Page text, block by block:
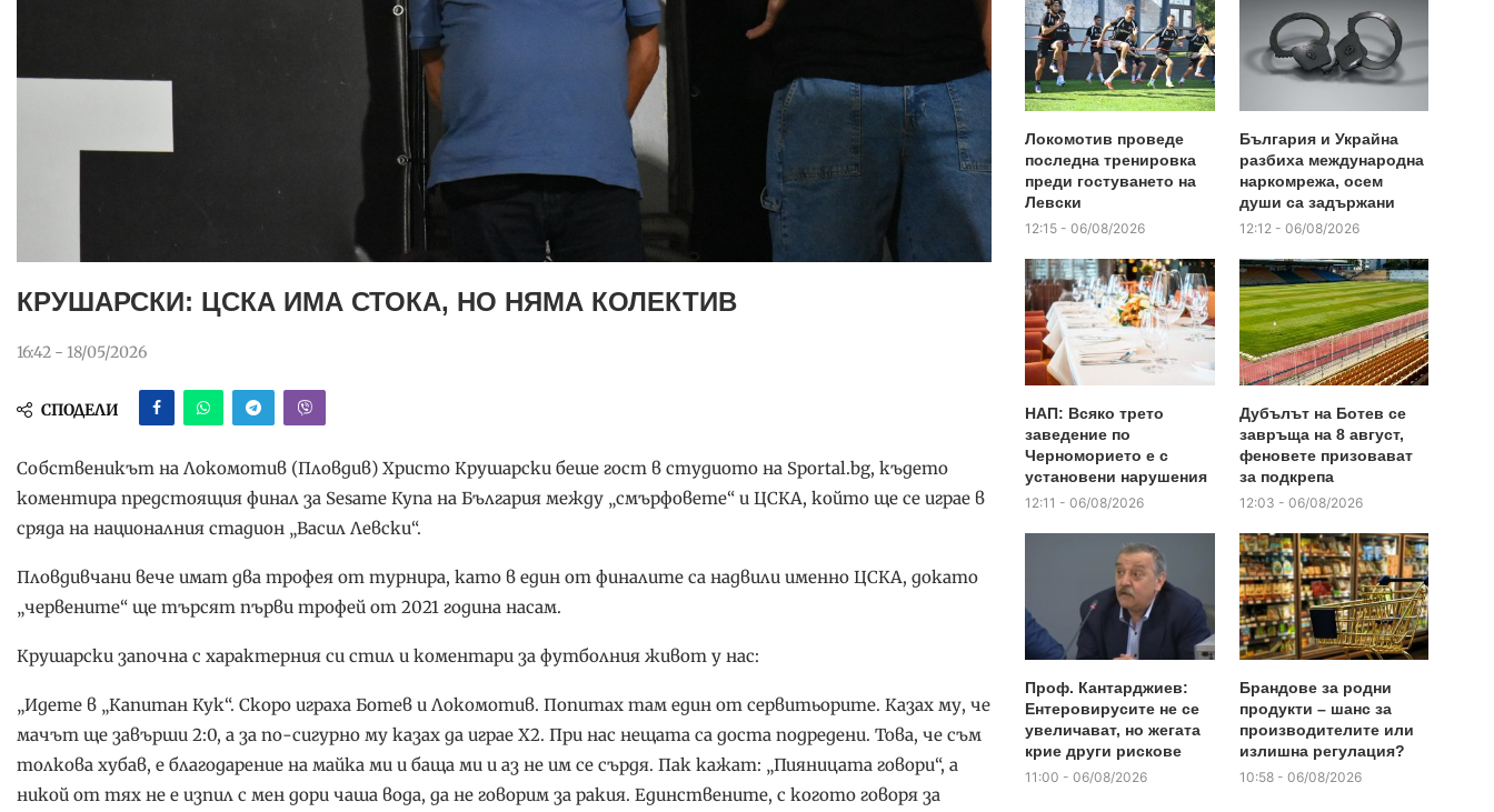
КРУШАРСКИ: ЦСКА ИМА СТОКА, НО НЯМА КОЛЕКТИВ
16:42 - 18/05/2026
СПОДЕЛИ
Собственикът на Локомотив (Пловдив) Христо Крушарски беше гост в студиото на Sportal.bg, където
коментира предстоящия финал за Sesame Купа на България между „смърфовете“ и ЦСКА, който ще се играе в
сряда на националния стадион „Васил Левски“.
Пловдивчани вече имат два трофея от турнира, като в един от финалите са надвили именно ЦСКА, докато
„червените“ ще търсят първи трофей от 2021 година насам.
Крушарски започна с характерния си стил и коментари за футболния живот у нас:
„Идете в „Капитан Кук“. Скоро играха Ботев и Локомотив. Попитах там един от сервитьорите. Казах му, че
мачът ще завърши 2:0, а за по-сигурно му казах да играе Х2. При нас нещата са доста подредени. Това, че съм
толкова хубав, е благодарение на майка ми и баща ми и аз не им се сърдя. Пак кажат: „Пияницата говори“, а
никой от тях не е изпил с мен дори чаша вода, да не говорим за ракия. Единствените, с когото говоря за
Локомотив проведе
последна тренировка
преди гостуването на
Левски
12:15 - 06/08/2026
България и Украйна
разбиха международна
наркомрежа, осем
души са задържани
12:12 - 06/08/2026
НАП: Всяко трето
заведение по
Черноморието е с
установени нарушения
12:11 - 06/08/2026
Дубълът на Ботев се
завръща на 8 август,
феновете призовават
за подкрепа
12:03 - 06/08/2026
Проф. Кантарджиев:
Ентеровирусите не се
увеличават, но жегата
крие други рискове
11:00 - 06/08/2026
Брандове за родни
продукти – шанс за
производителите или
излишна регулация?
10:58 - 06/08/2026